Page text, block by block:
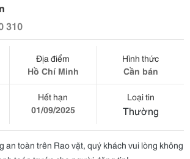
310
Địa điểm
Hồ Chí Minh
Hình thức
Cần bán
Hết hạn
01/09/2025
Loại tin
Thường
an toàn trên Rao vặt, quý khách vui lòng không